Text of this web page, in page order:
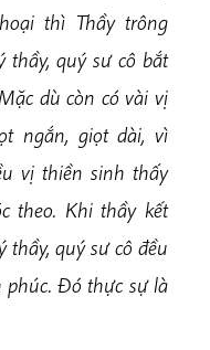
thì Thầy trông
quý sư cô bắt
dù còn có vài vị
ngắn, giọt dài, vì
vị thiền sinh thấy
theo. Khi thầy kết
quý sư cô đều
Đó thực sự là